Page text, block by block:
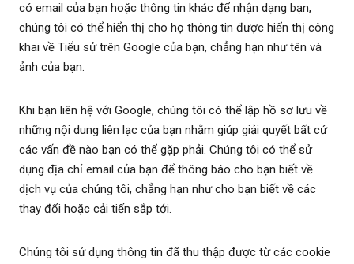
có email của bạn hoặc thông tin khác để nhận dạng bạn,
chúng tôi có thể hiển thị cho họ thông tin được hiển thị công
khai về Tiểu sử trên Google của bạn, chẳng hạn như tên và
ảnh của bạn.
Khi bạn liên hệ với Google, chúng tôi có thể lập hồ sơ lưu về
những nội dung liên lạc của bạn nhằm giúp giải quyết bất cứ
các vấn đề nào bạn có thể gặp phải. Chúng tôi có thể sử
dụng địa chỉ email của bạn để thông báo cho bạn biết về
dịch vụ của chúng tôi, chẳng hạn như cho bạn biết về các
thay đổi hoặc cải tiến sắp tới.
Chúng tôi sử dụng thông tin đã thu thập được từ các cookie